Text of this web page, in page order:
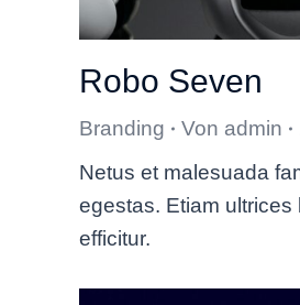
Robo Seven
Branding Von admin
Netus et malesuada
egestas. Etiam
efficitur.